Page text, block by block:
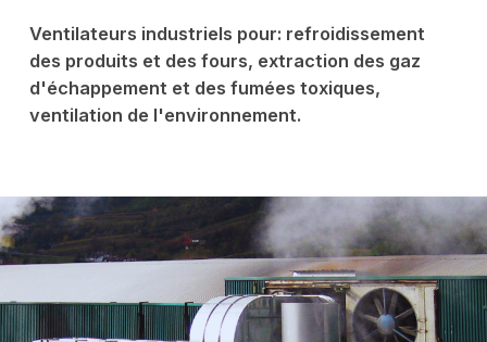
Ventilateurs industriels pour: refroidissement
des produits et des fours, extraction des gaz
d'échappement et des fumées toxiques,
ventilation de l'environnement.